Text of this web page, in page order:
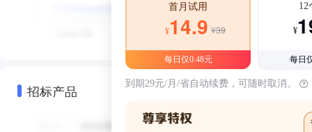
招标产品
首月试用
¥14.9 ¥39
每日仅0.48元
12
¥
每日
到期29元/月/省自动续费，可随时取消。